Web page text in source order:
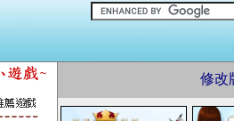
修改